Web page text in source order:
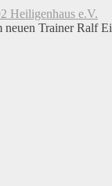
Heiligenhaus e.V.
Trainer Ralf